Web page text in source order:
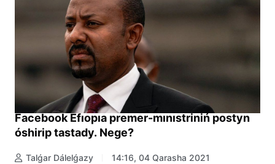
Facebook Efıopıa premer-mınıstriniń postyn
óshirip tastady. Nege?
Talǵar Dálelǵazy 14:16, 04 Qarasha 2021